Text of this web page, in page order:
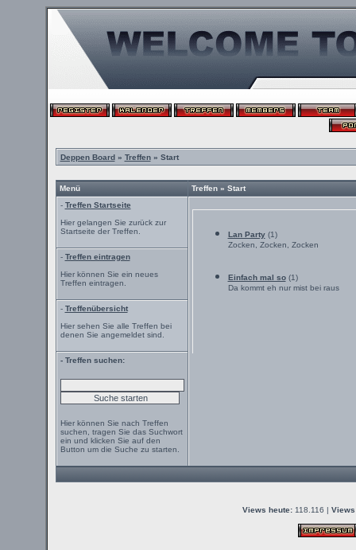
Deppen Board» Treffen» Start
Menü
Treffen » Start
- Treffen Startseite
Hier gelangen Sie zurück zur
Startseite der Treffen.
Lan Party(1)
Zocken, Zocken, Zocken
Einfach mal so(1)
Da kommt eh nur mist bei raus
- Treffen eintragen
Hier können Sie ein neues
Treffen eintragen.
- Treffenübersicht
Hier sehen Sie alle Treffen bei
denen Sie angemeldet sind.
- Treffen suchen:
Hier können Sie nach Treffen
suchen, tragen Sie das Suchwort
ein und klicken Sie auf den
Button um die Suche zu starten.
Views heute: 118.116 |